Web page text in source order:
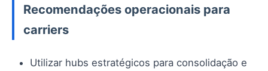
Recomendações operacionais para
carriers
Utilizar hubs estratégicos para consolidação e